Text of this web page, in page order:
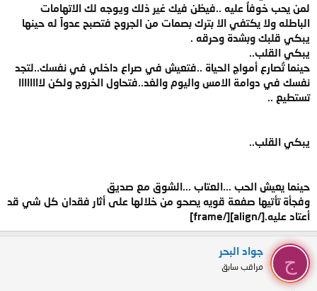
لمن يحب خوفاُ عليه ..فيظن فيك غير ذلك ويوجه لك الاتهامات
الباطله ولا يكتفي الا بترك بصمات من الجروح فتصبح عدواً له حينها
يبكي قلبك وبشدة وحرقه .
يبكي القلب..
حينما تُصارع أمواج الحياة ..فتعيش في صراع داخلي في نفسك..لتجد
نفسك في دوامة الامس واليوم والغد..فتحاول الخروج ولكن لاااااااا
تستطيع ..
يبكي القلب..
حينما يعيش الحب ...العتاب ...الشوق مع صديق
وفجأة تأتيها صفعة قويه يصحو من خلالها على أثار فقدان كل شي قد
أعتاد عليه.[/align][/frame]
ج
جواد البحر
مراقب سابق